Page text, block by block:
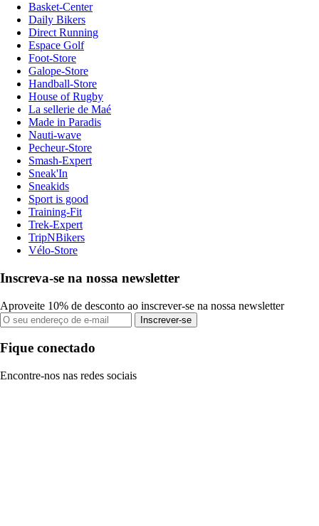
Basket-Center
Daily Bikers
Direct Running
Espace Golf
Foot-Store
Galope-Store
Handball-Store
House of Rugby
La sellerie de Maé
Made in Paradis
Nauti-wave
Pecheur-Store
Smash-Expert
Sneak'In
Sneakids
Sport is good
Training-Fit
Trek-Expert
TripNBikers
Vélo-Store
Inscreva-se na nossa newsletter
Aproveite 10% de desconto ao inscrever-se na nossa newsletter
Inscrever-se
Fique conectado
Encontre-nos nas redes sociais